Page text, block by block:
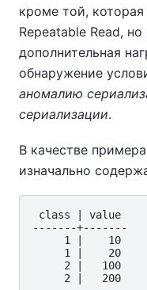
кроме той,
Repeatable Read,
дополнительная
обнаружение
аномалию
сериализации.
В качестве
изначально
class | value
-------+-------
     1 |    10
     1 |    20
     2 |   100